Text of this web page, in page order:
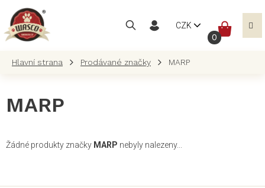
obsah
CZK
Prodávané značky MARP
MARP
Žádné produkty značky MARP nebyly nalezeny...